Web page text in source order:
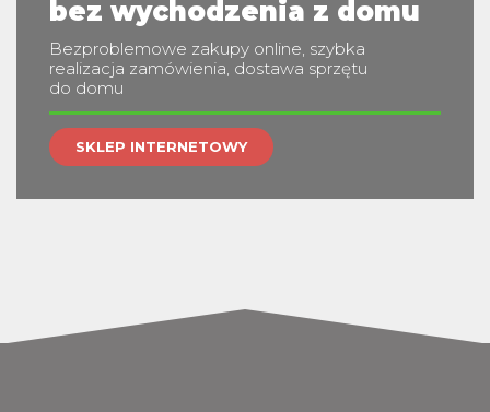
bez wychodzenia z domu
Bezproblemowe zakupy online, szybka
realizacja zamówienia, dostawa sprzętu
do domu
SKLEP INTERNETOWY